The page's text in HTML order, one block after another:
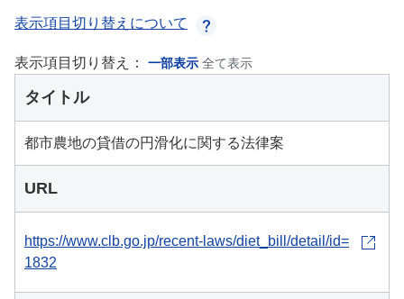
表示項目切り替えについて
表示項目切り替え： 一部表示 全て表示
タイトル
都市農地の貸借の円滑化に関する法律案
URL
https://www.clb.go.jp/recent-laws/diet_bill/detail/id=
1832